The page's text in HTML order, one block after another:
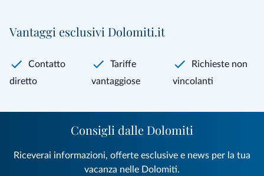
Vantaggi esclusivi Dolomiti.it
Contatto
diretto
Tariffe
vantaggiose
Richieste non
vincolanti
Consigli dalle Dolomiti
Riceverai informazioni, offerte esclusive e news per la tua
vacanza nelle Dolomiti.